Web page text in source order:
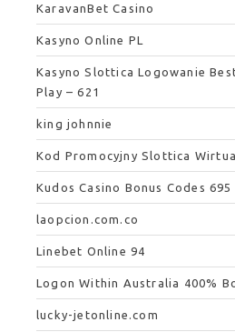
KaravanBet Casino
Kasyno Online PL
Kasyno Slottica Logowanie
Play – 621
king johnnie
Kod Promocyjny Slottica
Kudos Casino Bonus Codes 695
laopcion.com.co
Linebet Online 94
Logon Within Australia 400%
lucky-jetonline.com